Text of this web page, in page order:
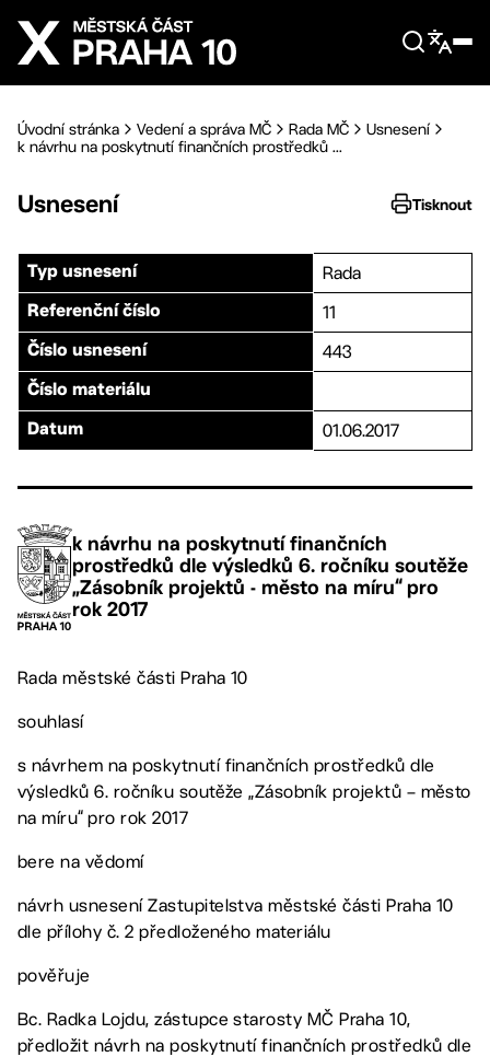
Přejít na hlavní obsah
Úvodní stránka Vedení a správa MČ Rada MČ
Usnesení
k návrhu na poskytnutí finančních prostředků ...
Usnesení Tisknout
Typ usnesení Rada
Referenční číslo 11
Číslo usnesení 443
Číslo materiálu
Datum 01.06.2017
k návrhu na poskytnutí finančních
prostředků dle výsledků 6. ročníku soutěže
„Zásobník projektů - město na míru“ pro
rok 2017
Rada městské části Praha 10
souhlasí
s návrhem na poskytnutí finančních prostředků dle
výsledků 6. ročníku soutěže „Zásobník projektů – město
na míru“ pro rok 2017
bere na vědomí
návrh usnesení Zastupitelstva městské části Praha 10
dle přílohy č. 2 předloženého materiálu
pověřuje
Bc. Radka Lojdu, zástupce starosty MČ Praha 10,
předložit návrh na poskytnutí finančních prostředků dle